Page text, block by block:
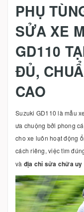
PHỤ
SỬA XE
GD110
ĐỦ,
CAO
Suzuki GD110 là mẫu
ưa chuộng bởi phong
cho xe luôn hoạt động
cách riêng, việc tìm
và địa chỉ sửa chữa uy